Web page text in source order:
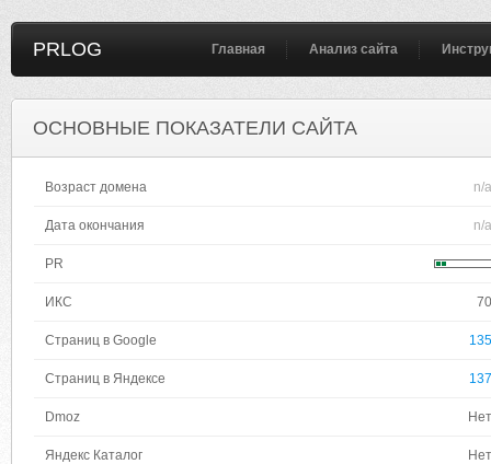
PRLOG Главная Анализ сайта
ОСНОВНЫЕ ПОКАЗАТЕЛИ САЙТА
Возраст домена n/a
Дата окончания n/a
PR
ИКС 70
Страниц в Google 135
Страниц в Яндексе 137
Dmoz Нет
Яндекс Каталог Нет